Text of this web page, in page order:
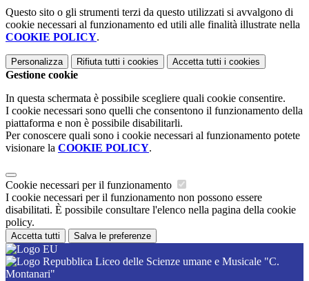
Questo sito o gli strumenti terzi da questo utilizzati si avvalgono di
cookie necessari al funzionamento ed utili alle finalità illustrate nella
COOKIE POLICY.
Personalizza Rifiuta tutti i cookies Accetta tutti i cookies
Gestione cookie
In questa schermata è possibile scegliere quali cookie consentire.
I cookie necessari sono quelli che consentono il funzionamento della
piattaforma e non è possibile disabilitarli.
Per conoscere quali sono i cookie necessari al funzionamento potete
visionare la COOKIE POLICY.
Cookie necessari per il funzionamento
I cookie necessari per il funzionamento non possono essere
disabilitati. È possibile consultare l'elenco nella pagina della cookie
policy.
Accetta tutti Salva le preferenze
Liceo delle Scienze umane e Musicale "C.
Montanari"